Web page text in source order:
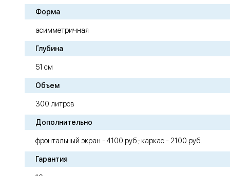
Форма
асимметричная
Глубина
51 см
Объем
300 литров
Дополнительно
фронтальный экран - 4100 руб.; каркас - 2100 руб.
Гарантия